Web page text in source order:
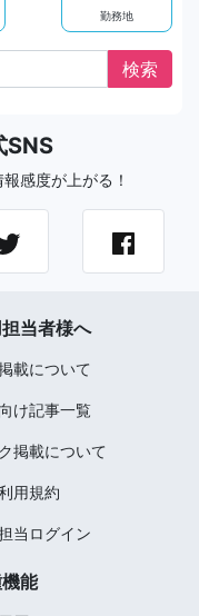
勤務地
SNS
感度が上がる！
当者様へ
載について
け記事一覧
掲載について
用規約
当ログイン
能